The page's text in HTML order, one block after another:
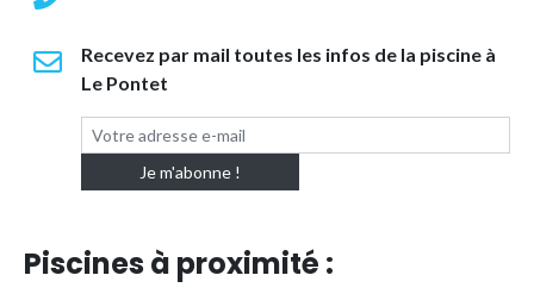
Recevez par mail toutes les infos de la piscine à
Le Pontet
Piscines à proximité :